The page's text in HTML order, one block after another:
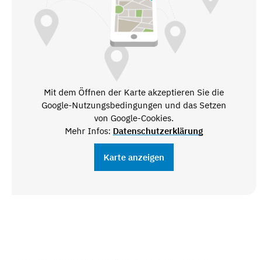
Mit dem Öffnen der Karte akzeptieren Sie die
Google-Nutzungsbedingungen und das Setzen
von Google-Cookies.
Mehr Infos: Datenschutzerklärung
Karte anzeigen